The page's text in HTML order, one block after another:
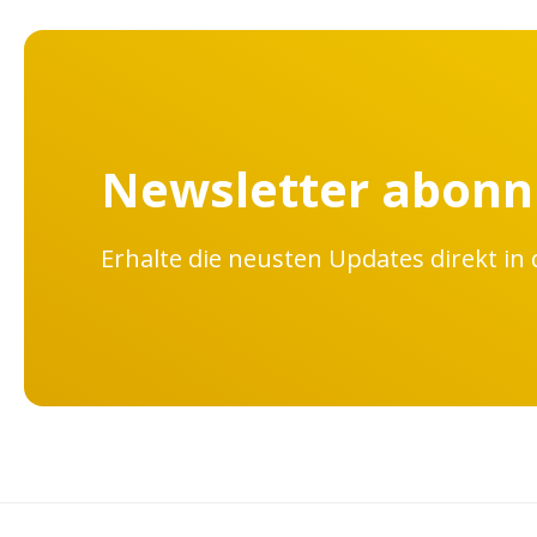
Newsletter
Erhalte die neusten Updates direkt in